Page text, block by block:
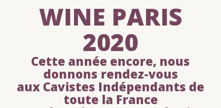
WINE PARIS
2020
Cette année encore, nous
donnons rendez-vous
aux Cavistes Indépendants de
toute la France